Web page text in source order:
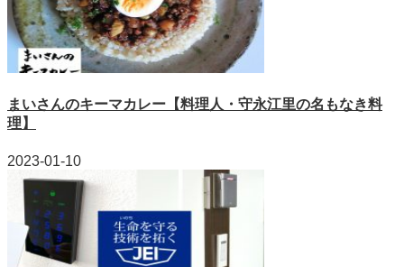
まいさんのキーマカレー【料理人・守永江里の名もなき料
理】
2023-01-10